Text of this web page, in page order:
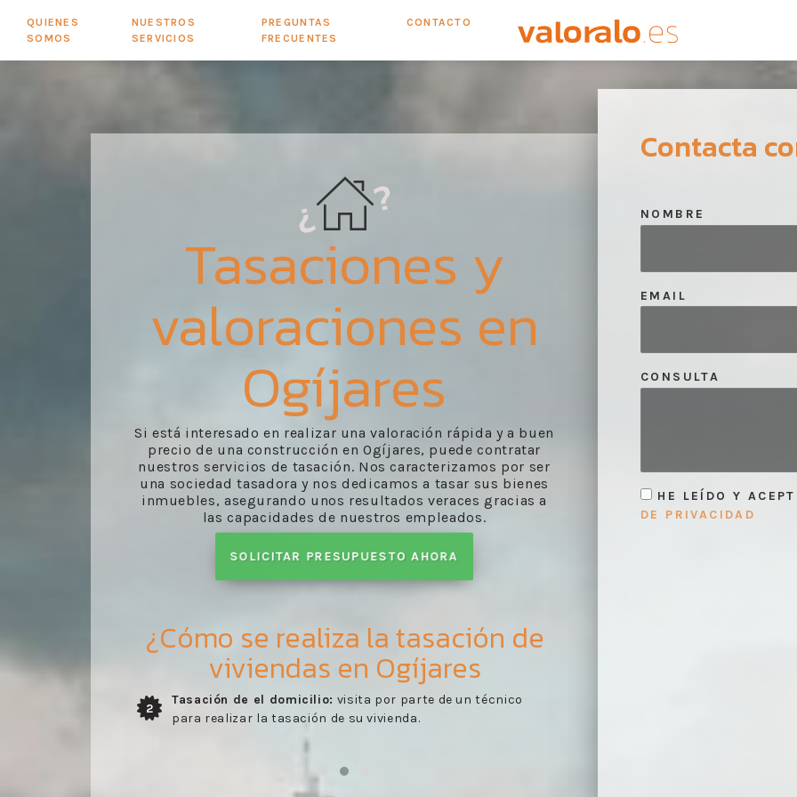
QUIENES
SOMOS
NUESTROS
SERVICIOS
PREGUNTAS
FRECUENTES
CONTACTO
Tasaciones y
valoraciones en
Ogíjares
Si está interesado en realizar una valoración rápida y a buen
precio de una construcción en Ogíjares, puede contratar
nuestros servicios de tasación. Nos caracterizamos por ser
una sociedad tasadora y nos dedicamos a tasar sus bienes
inmuebles, asegurando unos resultados veraces gracias a
las capacidades de nuestros empleados.
SOLICITAR PRESUPUESTO AHORA
¿Cómo se realiza la tasación de
viviendas en Ogíjares
3
Entrega del informe:recibo del informe de evaluación
elaborado por nuestros trabajadores con arreglo a lo
evaluado en la visita del técnico.
Contacta
NOMBRE
EMAIL
CONSULTA
HE LEÍDO Y
DE PRIVACIDAD